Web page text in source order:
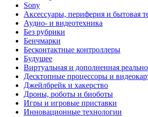
Sony
Аксессуары, периферия и бытовая
Аудио- и видеотехника
Без рубрики
Бенчмарки
Бесконтактные контроллеры
Будущее
Виртуальная и дополненная
Десктопные процессоры и
Джейлбрейк и хакерство
Дроны, роботы и биоботы
Игры и игровые приставки
Инновационные технологии